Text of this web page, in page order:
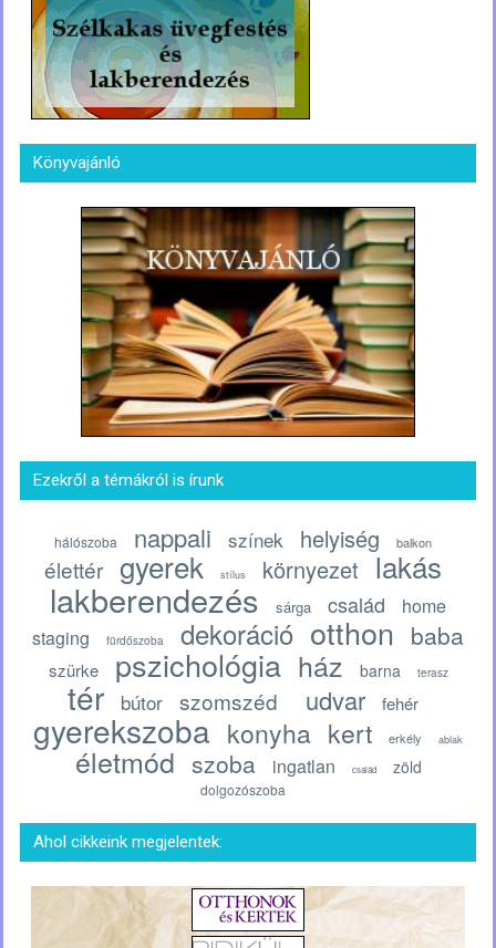
Könyvajánló
Ezekről a témákról is írunk
hálószoba nappali színek helyiség balkon
élettér gyerek stílus környezet lakás
lakberendezés sárga család
home
staging
fürdőszoba dekoráció otthon baba
szürke pszichológia ház barna terasz
tér bútor szomszéd udvar fehér
gyerekszoba konyha kert erkély ablak
életmód szoba ingatlan család zöld
dolgozószoba
Ahol cikkeink megjelentek: